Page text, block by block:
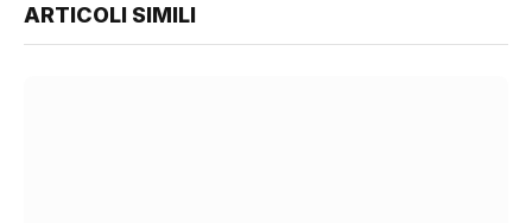
ARTICOLI SIMILI